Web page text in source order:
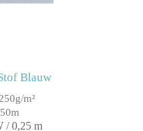
Blauw
m²
/ 0,25 m